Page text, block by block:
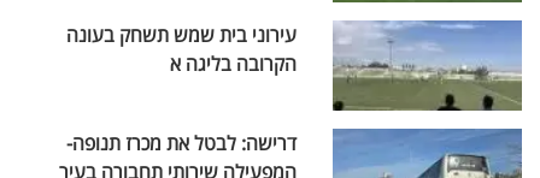
עירוני בית שמש תשחק בעונה
הקרובה בליגה א
דרישה: לבטל את מכרז תנופה-
המפעילה שירותי תחבורה בעיר